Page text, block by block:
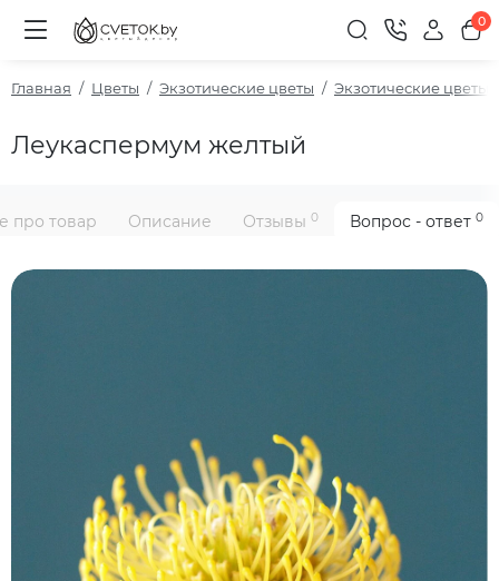
0
Главная Цветы Экзотические цветы Экзотические цветы
Леукаспермум желтый
про товар Описание Отзывы 0 Вопрос - ответ 0